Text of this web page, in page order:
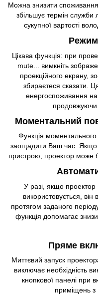
Можна знизити
збільшує термін
сукупної вартості
Режим
Цікава функція: при
mute... вимкніть
проекційного екрану,
збираєтеся сказати.
енергоспоживання на
продовжуючи
Моментальний
Функція
заощадити Ваш час. Якщо
пристрою, проектор може
У разі, якщо
використовується,
протягом заданого
функція допомагає
Пряме
Миттєвий запуск
виключає необхідність
кнопкової панелі при
приміщень